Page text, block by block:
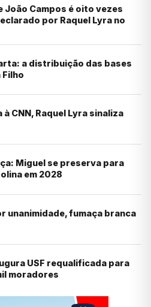
João Campos é oito vezes
por Raquel Lyra no
a distribuição das bases
Filho
CNN, Raquel Lyra sinaliza
Miguel se preserva para
em 2028
unanimidade, fumaça branca
USF requalificada para
moradores